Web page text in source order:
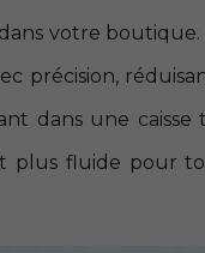
votre boutique.
précision,
dans une caisse
plus fluide pour